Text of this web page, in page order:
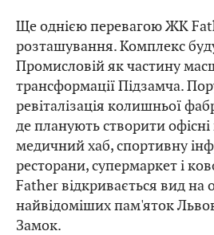
Ще однією перевагою ЖК
розташування. Комплекс
Промисловій як частину
трансформації Підзамча.
ревіталізація колишньої
де планують створити
медичний хаб, спортивну
ресторани, супермаркет і
Father відкривається вид на
найвідоміших пам'яток
Замок.